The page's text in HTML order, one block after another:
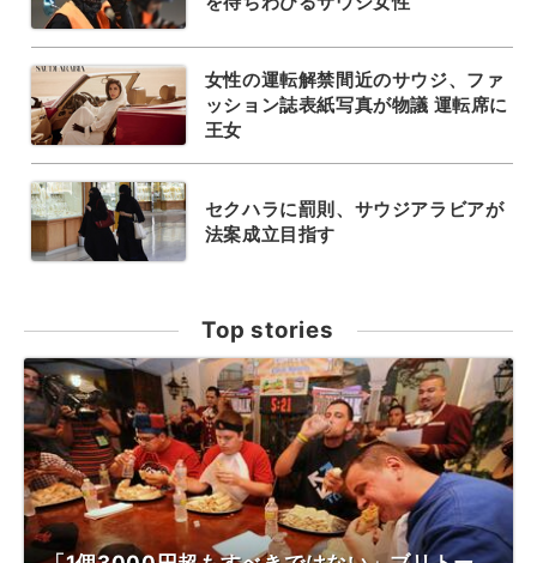
女性の運転解禁間近のサウジ、ファ
ッション誌表紙写真が物議 運転席に
王女
セクハラに罰則、サウジアラビアが
法案成立目指す
Top stories